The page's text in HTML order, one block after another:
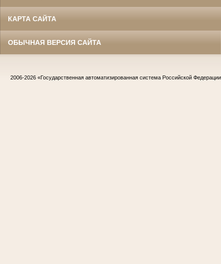
КАРТА САЙТА
ОБЫЧНАЯ ВЕРСИЯ САЙТА
2006-2026 «Государственная автоматизированная система Российской